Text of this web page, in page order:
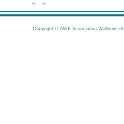
-- --
Copyright © AWE Association Wallonne